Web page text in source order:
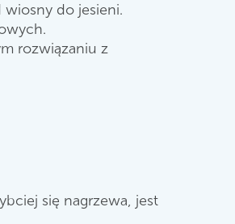
do jesieni.
rozwiązaniu z
się nagrzewa, jest